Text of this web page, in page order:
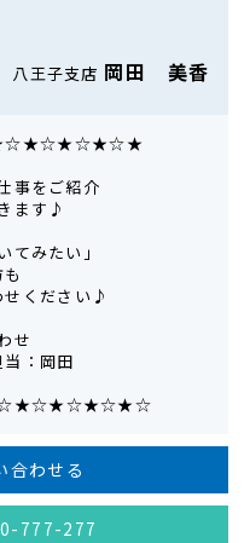
八王子支店 岡田 美香
事をご紹介
ます♪
てみたい」
せください♪
せ
：岡田
合わせる
777-277